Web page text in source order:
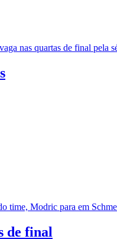
nas quartas de final pela
time, Modric para em
de final